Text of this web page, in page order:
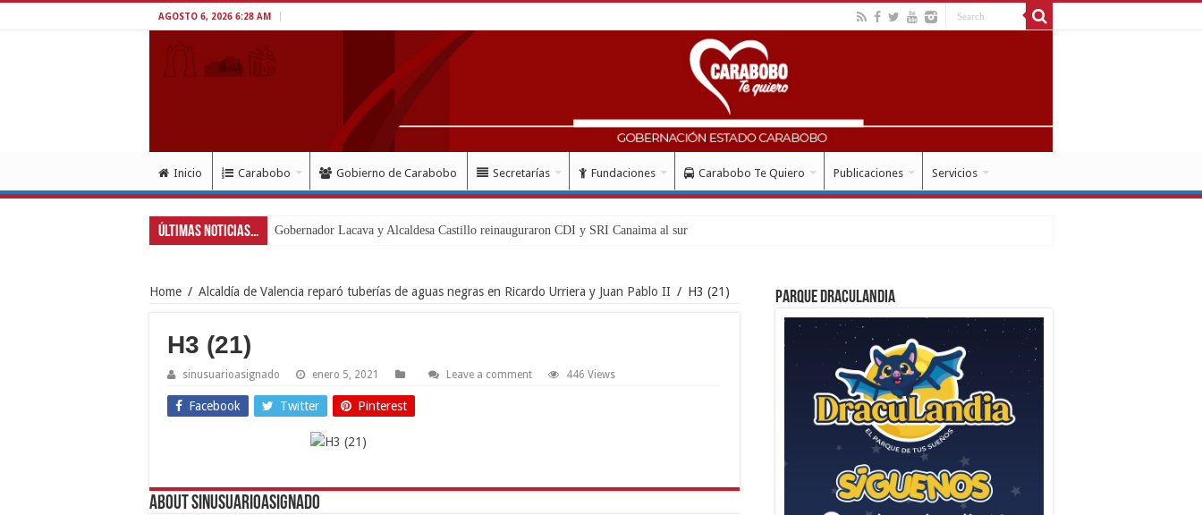
AGOSTO 6, 2026 6:28 AM
Inicio Carabobo Gobierno de Carabobo Secretarías Fundaciones Carabobo Te Quiero Publicaciones Servicios
Últimas Noticias...
Home / Alcaldía de Valencia reparó tuberías de aguas negras en Ricardo Urriera y Juan Pablo II / H3 (21)
H3 (21)
sinusuarioasignado enero 5, 2021 Leave a comment 446 Views
Facebook Twitter Pinterest
About sinusuarioasignado
Parque Draculandia